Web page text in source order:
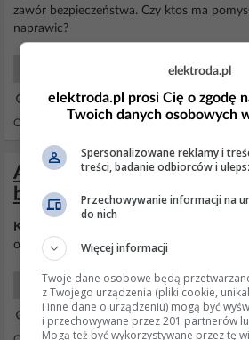
zawór bezpieczeństwa. Czy ktos ma
naprawic?
08 Lut 2023 19:48
Odpowiedzi: 4 Wyświetleń: 3015
Audi a6 c5 1.9tdi -
bezpiecznik klimatyzacj
Kompresor
odepnij go i wtedy sprawdź.
Samochody Klimatyzacje Ogrzewanie
21 Cze 2016 15:27
elektroda.pl
elektroda.pl prosi Cię o zgodę
Twoich danych osobowych
Spersonalizowane reklamy i
treści, badanie odbiorców i
Przechowywanie informacji na
do nich
Więcej informacji
Twoje dane osobowe będą
z Twojego urządzenia (pliki cookie,
i inne dane o urządzeniu) mogą być
i przechowywane przez 201 partnerów
Mogą też być wykorzystywane przez tę